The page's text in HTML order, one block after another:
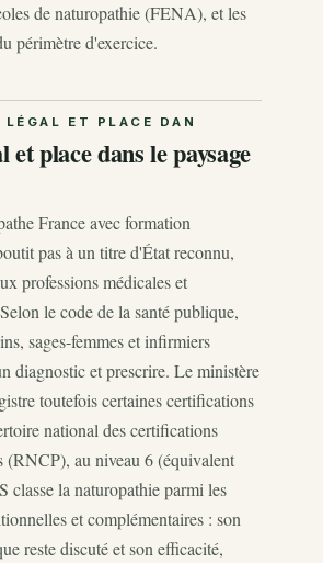
de naturopathie (FENA), et les
périmètre d'exercice.
et place dans le paysage
France avec formation
pas à un titre d'État reconnu,
professions médicales et
le code de la santé publique,
sages-femmes et infirmiers
diagnostic et prescrire. Le ministère
toutefois certaines certifications
national des certifications
(RNCP), au niveau 6 (équivalent
classe la naturopathie parmi les
et complémentaires : son
reste discuté et son efficacité,